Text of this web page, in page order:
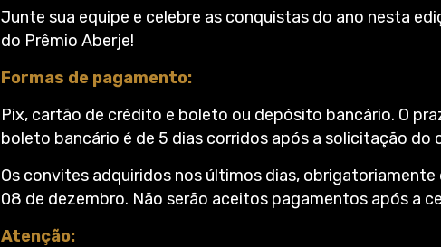
Junte sua equipe e celebre as conquistas do ano nesta
do Prêmio Aberje!
Formas de pagamento:
Pix, cartão de crédito e boleto ou depósito bancário. O
boleto bancário é de 5 dias corridos após a solicitação do
Os convites adquiridos nos últimos dias, obrigatoriamente
08 de dezembro. Não serão aceitos pagamentos após a
Atenção: